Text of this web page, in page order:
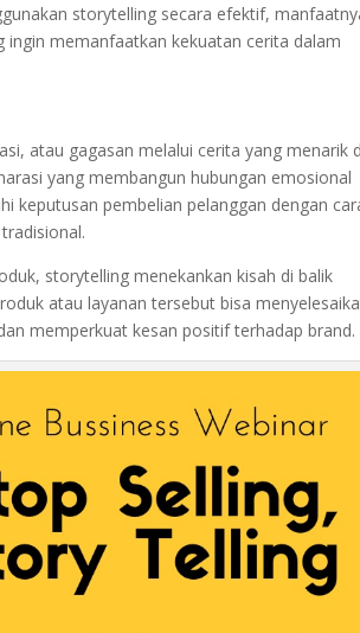
storytelling secara efektif,
ingin memanfaatkan kekuatan cerita dalam
atau gagasan melalui cerita yang menarik
yang membangun hubungan emosional
keputusan pembelian pelanggan dengan
storytelling menekankan kisah di balik
atau layanan tersebut bisa
memperkuat kesan positif terhadap brand.